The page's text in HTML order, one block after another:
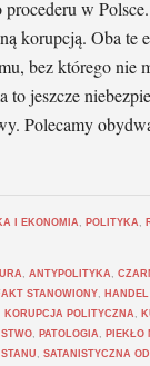
procederu w
korupcją. Oba te
bez którego nie
to jeszcze
Polecamy
I EKONOMIA POLITYKA
ANTYPOLITYKA
STANOWIONY HANDEL
KORUPCJA POLITYCZNA
PATOLOGIA PIEKŁO
SATANISTYCZNA